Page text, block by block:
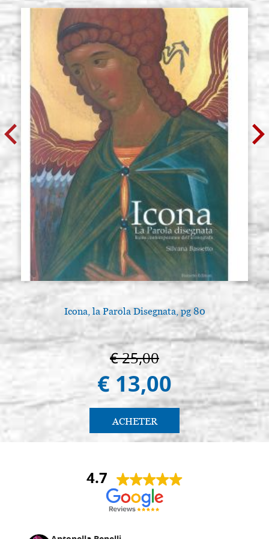
€ 56,10 ACHETER
Planche d'icône en tilleul, modèle
R4, mesure 31x46 avec cadre
creusée,cales,brute
Stocker: 0 - COD.
G31X46R4
€ 59,00 ACHETER
Planche d'icône en tilleul, modèle
R4, mesure 32x60 avec cadre
creusée,cales,brute
Stocker: 0 - COD.
G32X60R4
€ 66,10
Planche d'icône en tilleul, modèle
R4, mesure 35x54 avec cadre
creusée,cales,brute
Stocker: 0 - COD.
€ 64,90 ACHETER
Planche d'icône en tilleul, modèle
R4, mesure 37x47 avec cadre
creusée,cales,brute
Stocker: 0 - COD.
€ 61,40 ACHETER
Planche d'icône en tilleul, modèle
R4, mesure 40x65 avec cadre
creusée,cales,brute
Stocker: 0 - COD.
G40X65R4
ACHETER
Planche d'icône en tilleul, modèle
R4, mesure 45x57 avec cadre
Stocker: 0 - COD.
G45X57R4
Planche d'icône en tilleul, modèle
R4, mesure 45x60 cmavec cadre
Icona, la Parola Disegnata, pg 80
€ 25,00
€ 13,00
ACHETER
4.7